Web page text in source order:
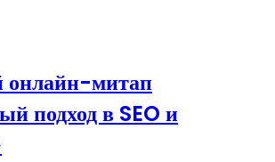
онлайн-митап
подход в SEO и